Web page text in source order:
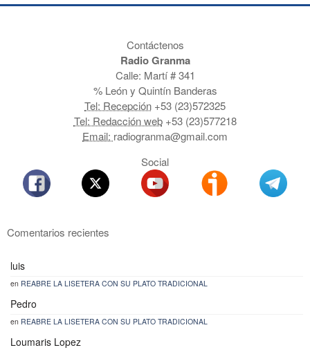
Contáctenos
Radio Granma
Calle: Martí # 341
% León y Quintín Banderas
Tel: Recepción +53 (23)572325
Tel: Redacción web+53 (23)577218
Email: radiogranma@gmail.com
Social
Comentarios recientes
luis
en REABRE LA LISETERA CON SU PLATO TRADICIONAL
Pedro
en REABRE LA LISETERA CON SU PLATO TRADICIONAL
Loumaris Lopez